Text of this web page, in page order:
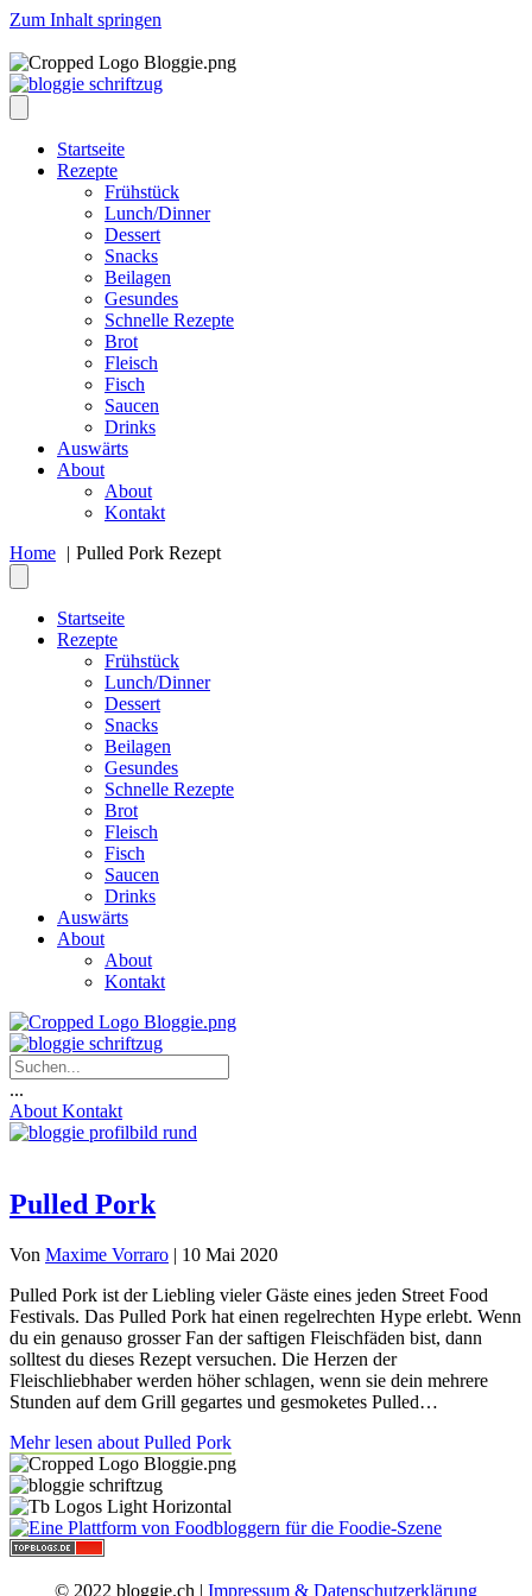
Zum Inhalt springen
Startseite
Rezepte
Frühstück
Lunch/Dinner
Dessert
Snacks
Beilagen
Gesundes
Schnelle Rezepte
Brot
Fleisch
Fisch
Saucen
Drinks
Auswärts
About
About
Kontakt
Home
Pulled Pork Rezept
Startseite
Rezepte
Frühstück
Lunch/Dinner
Dessert
Snacks
Beilagen
Gesundes
Schnelle Rezepte
Brot
Fleisch
Fisch
Saucen
Drinks
Auswärts
About
About
Kontakt
...
About Kontakt
Pulled Pork
Von Maxime Vorraro | 10 Mai 2020
Pulled Pork ist der Liebling vieler Gäste eines jeden Street Food
Festivals. Das Pulled Pork hat einen regelrechten Hype erlebt. Wenn
du ein genauso grosser Fan der saftigen Fleischfäden bist, dann
solltest du dieses Rezept versuchen. Die Herzen der
Fleischliebhaber werden höher schlagen, wenn sie dein mehrere
Stunden auf dem Grill gegartes und gesmoketes Pulled…
Mehr lesen about Pulled Pork
© 2022 bloggie.ch | Impressum & Datenschutzerklärung